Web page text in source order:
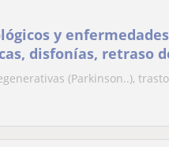
y enfermedades
disfonías, retraso
(Parkinson..),